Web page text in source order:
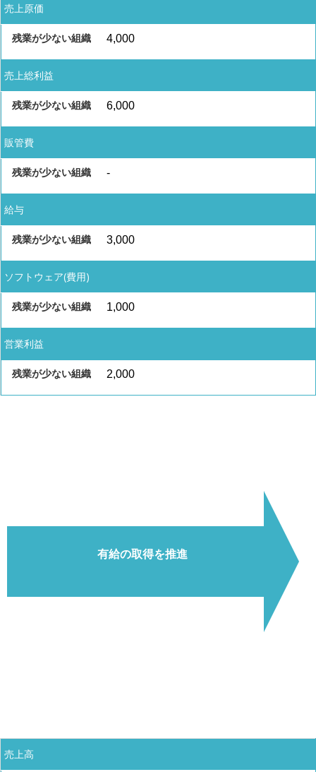
売上原価
4,000
売上総利益
6,000
販管費
-
給与
3,000
ソフトウェア(費用)
1,000
営業利益
2,000
有給の取得を推進
売上高